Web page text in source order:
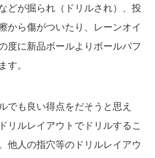
どが掘られ（ドリルされ）、投
から傷がついたり、レーンオイ
度に新品ボールよりボールパフ
す。
でも良い得点をだそうと思え
リルレイアウトでドリルするこ
他人の指穴等のドリルレイアウ